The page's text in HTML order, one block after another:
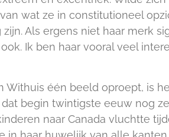
wat ze in constitutioneel
Als ergens niet haar merk
Ik ben haar vooral veel
Withuis één beeld oproept, is
begin twintigste eeuw nog
naar Canada vluchtte